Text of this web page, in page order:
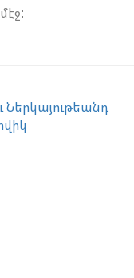
Ներկայութեանդ